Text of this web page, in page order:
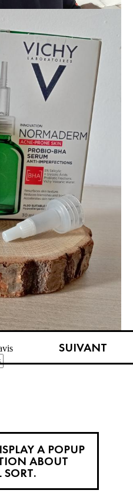
SUIVANT
A POPUP
ABOUT
SORT.